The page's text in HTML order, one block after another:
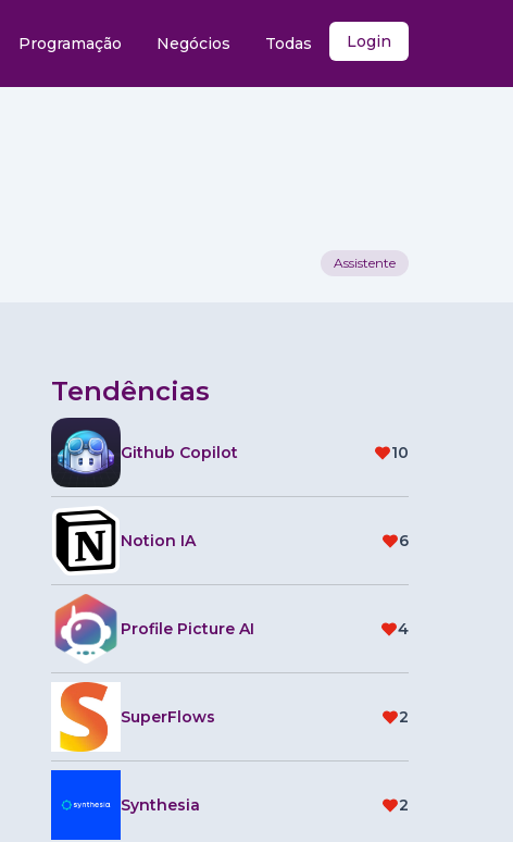
Programação Negócios Todas Login
Assistente
Tendências
Github Copilot 10
Notion IA 6
Profile Picture AI 4
SuperFlows 2
Synthesia 2